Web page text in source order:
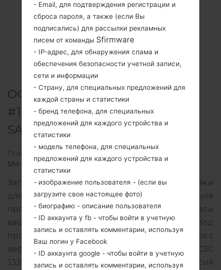
ОФИЦИАЛЬНАЯ ПРОШИВКА
#137627 ДЛЯ SM-J320V -
SAMSUNGGALAXY J3 2016
Главная → Galaxy J3 2016 SamsungSM-J320V
→
SM-J320V_1_20180115124327_c48bsvmh4c.zip
Загрузите последнее обновление прошивки
для Samsung Galaxy J3 2016, но не забудьте
проверить, соответствует ли номер модели
вашего смартфона указанному SM-J320V. Код
прошивки VZW для USA. Продукт поставляется с
версией PDA J320VVRS2BRA2 и версия CSC
J320VVZW2BRA2, MODEM версия
- Email, для подтверждения регистрации и
сброса пароля, а также (если Вы
подписались) для рассылки рекламных
писем от команды Sfirmware
- IP-адрес, для обнаружения спама и
обеспечения безопасности учетной записи,
сети и информации
- Страну, для специальных предложений для
каждой страны и статистики
- бренд телефона, для специальных
предложений для каждого устройства и
статистики
- модель телефона, для специальных
предложений для каждого устройства и
статистики
- изображение пользователя - (если вы
загрузите свое настоящее фото)
- биографию - описание пользователя
- ID аккаунта у fb - чтобы войти в учетную
запись и оставлять комментарии, используя
Ваш логин у Facebook
- ID аккаунта google - чтобы войти в учетную
запись и оставлять комментарии, используя